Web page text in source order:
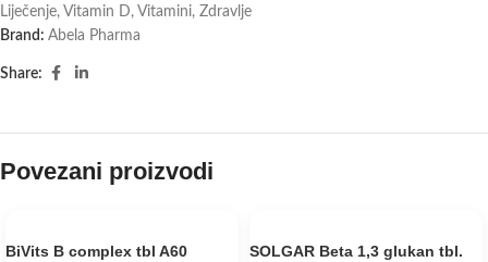
Liječenje, Vitamin D, Vitamini, Zdravlje
Brand: Abela Pharma
Share:
Povezani proizvodi
BiVits B complex tbl A60
SOLGAR Beta 1,3 glukan tbl.